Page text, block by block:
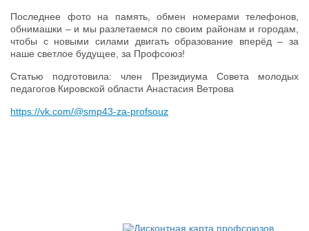
Последнее фото на память, обмен номерами телефонов,
обнимашки – и мы разлетаемся по своим районам и городам,
чтобы с новыми силами двигать образование вперёд – за
наше светлое будущее, за Профсоюз!
Статью подготовила: член Президиума Совета молодых
педагогов Кировской области Анастасия Ветрова
https://vk.com/@smp43-za-profsouz